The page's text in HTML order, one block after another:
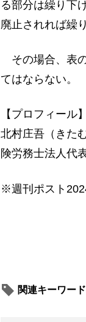
る部分は繰り下
廃止されれば繰
その場合、表
てはならない。
【プロフィール】
北村庄吾（きた
険労務士法人代
※週刊ポスト
関連キーワード